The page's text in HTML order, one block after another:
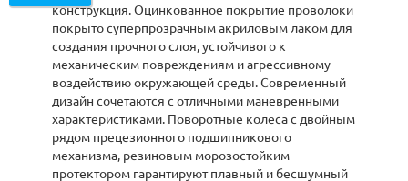
конструкция. Оцинкованное покрытие проволоки
покрыто суперпрозрачным акриловым лаком для
создания прочного слоя, устойчивого к
механическим повреждениям и агрессивному
воздействию окружающей среды. Современный
дизайн сочетаются с отличными маневренными
характеристиками. Поворотные колеса с двойным
рядом прецезионного подшипникового
механизма, резиновым морозостойким
протектором гарантируют плавный и бесшумный